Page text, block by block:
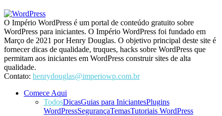
O Império WordPress é um portal de conteúdo gratuito sobre
WordPress para iniciantes. O Império WordPress foi fundado em
Março de 2021 por Henry Douglas. O objetivo principal deste site é
fornecer dicas de qualidade, truques, hacks sobre WordPress que
permitam aos iniciantes em WordPress construir sites de alta
qualidade.
Contato: henrydouglas@imperiowp.com.br
Comece Aqui
TodosDicasGuias para IniciantesPlugins
WordPressSegurançaTemasTutoriais WordPress